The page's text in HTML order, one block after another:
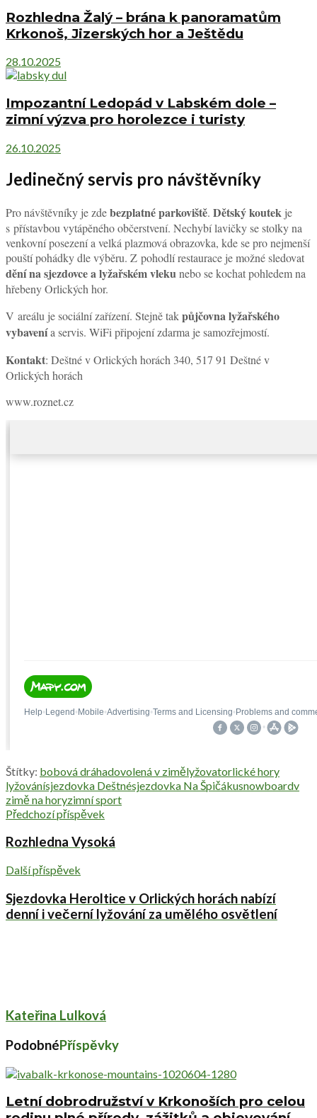
Rozhledna Žalý – brána k panoramatům
Krkonoš, Jizerských hor a Ještědu
28.10.2025
Impozantní Ledopád v Labském dole –
zimní výzva pro horolezce i turisty
26.10.2025
Jedinečný servis pro návštěvníky
Pro návštěvníky je zdebezplatné parkoviště. Dětský koutek je
s přístavbou vytápěného občerstvení. Nechybí lavičky se stolky na
venkovní posezení a velká plazmová obrazovka, kde se pro nejmenší
pouští pohádky dle výběru. Z pohodlí restaurace je možné sledovat
dění na sjezdovce a lyžařském vleku nebo se kochat pohledem na
hřebeny Orlických hor.
V areálu je sociální zařízení. Stejně takpůjčovna lyžařského
vybavenía servis. WiFi připojení zdarma je samozřejmostí.
Kontakt: Deštné v Orlických horách 340, 517 91 Deštné v
Orlických horách
www.roznet.cz
Štítky: bobová dráhadovolená v zimělyžovatorlické hory
lyžovánísjezdovka Deštnésjezdovka Na Špičákusnowboardv
zimě na horyzimní sport
Předchozí příspěvek
Rozhledna Vysoká
Další příspěvek
Sjezdovka Heroltice v Orlických horách nabízí
denní i večerní lyžování za umělého osvětlení
Kateřina Lulková
PodobnéPříspěvky
Letní dobrodružství v Krkonoších pro celou